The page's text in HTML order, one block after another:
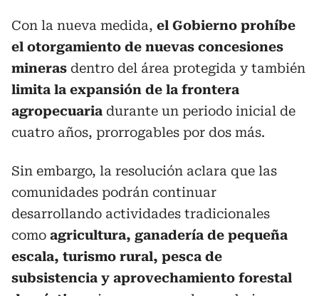
Con la nueva medida, el Gobierno prohíbe
el otorgamiento de nuevas concesiones
mineras dentro del área protegida y también
limita la expansión de la frontera
agropecuaria durante un periodo inicial de
cuatro años, prorrogables por dos más.
Sin embargo, la resolución aclara que las
comunidades podrán continuar
desarrollando actividades tradicionales
como agricultura, ganadería de pequeña
escala, turismo rural, pesca de
subsistencia y aprovechamiento forestal